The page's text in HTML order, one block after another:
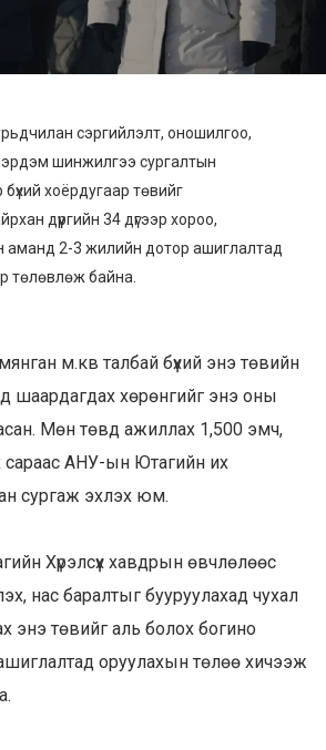
сэргийлэлт, оношилгоо,
шинжилгээ сургалтын
хоёрдугаар төвийг
дүүргийн 34 дүгээр хороо,
аманд 2-3 жилийн дотор ашиглалтад
төлөвлөж байна.
м.кв талбай бүхий энэ төвийн
шаардагдах хөрөнгийг энэ оны
Мөн төвд ажиллах 1,500 эмч,
АНУ-ын Ютагийн их
сургаж эхлэх юм.
Хүрэлсүх хавдрын өвчлөлөөс
нас баралтыг бууруулахад чухал
энэ төвийг аль болох богино
оруулахын төлөө хичээж